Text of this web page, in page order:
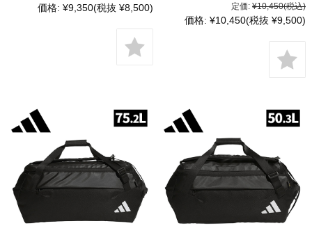
価格: ¥9,350(税抜 ¥8,500) 定価: ¥10,450(税込)
価格: ¥10,450(税抜 ¥9,500)